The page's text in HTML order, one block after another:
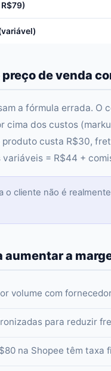
de venda
a fórmula errada. O
cima dos custos
produto custa R$30,
= R$44 +
o cliente não é
aumentar a
volume com
para reduzir
na Shopee têm